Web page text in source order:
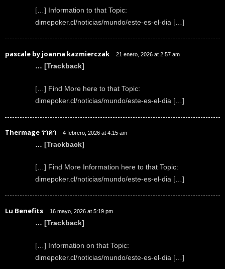
[…] Information to that Topic:
dimepoker.cl/noticias/mundo/este-es-el-dia […]
pascale by joanna kazmierczak 21 enero, 2026 at 2:57 am
… [Trackback]
[…] Find More here to that Topic:
dimepoker.cl/noticias/mundo/este-es-el-dia […]
Thermage ราคา 4 febrero, 2026 at 4:15 am
… [Trackback]
[…] Find More Information here to that Topic:
dimepoker.cl/noticias/mundo/este-es-el-dia […]
Lu Benefits 16 mayo, 2026 at 5:19 pm
… [Trackback]
[…] Information on that Topic:
dimepoker.cl/noticias/mundo/este-es-el-dia […]